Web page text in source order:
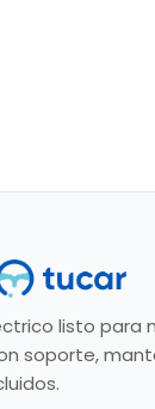
listo para
soporte,